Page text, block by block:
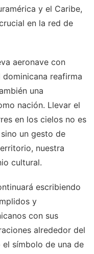
y el Caribe,
en la red de
aeronave con
reafirma
una
nación. Llevar el
en los cielos no es
un gesto de
nuestra
cultural.
escribiendo
y
con sus
alrededor del
símbolo de una de